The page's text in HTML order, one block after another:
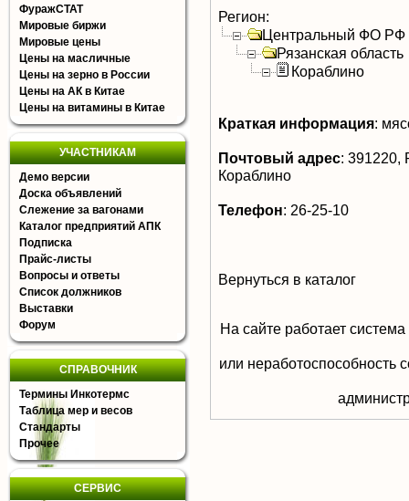
ФуражСТАТ
Мировые биржи
Мировые цены
Цены на масличные
Цены на зерно в России
Цены на АК в Китае
Цены на витамины в Китае
УЧАСТНИКАМ
Демо версии
Доска объявлений
Слежение за вагонами
Каталог предприятий АПК
Подписка
Прайс-листы
Вопросы и ответы
Список должников
Выставки
Форум
СПРАВОЧНИК
Термины Инкотермс
Таблица мер и весов
Стандарты
Прочее
СЕРВИС
Регион:
Центральный ФО РФ
Рязанская область
Кораблино
Краткая информация:
Почтовый адрес: 391220,
Кораблино
Телефон: 26-25-10
Вернуться в каталог
На сайте работает
или неработоспособность